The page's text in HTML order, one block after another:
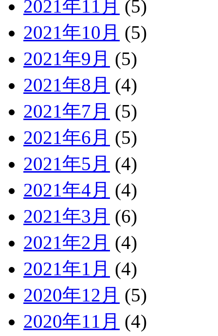
2021年11月 (5)
2021年10月 (5)
2021年9月 (5)
2021年8月 (4)
2021年7月 (5)
2021年6月 (5)
2021年5月 (4)
2021年4月 (4)
2021年3月 (6)
2021年2月 (4)
2021年1月 (4)
2020年12月 (5)
2020年11月 (4)